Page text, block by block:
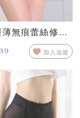
抗菌輕薄無痕蕾絲修飾褲
加入追蹤